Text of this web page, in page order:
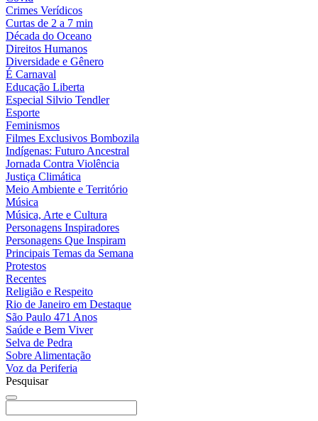
Crimes Verídicos
Curtas de 2 a 7 min
Década do Oceano
Direitos Humanos
Diversidade e Gênero
É Carnaval
Educação Liberta
Especial Silvio Tendler
Esporte
Feminismos
Filmes Exclusivos Bombozila
Indígenas: Futuro Ancestral
Jornada Contra Violência
Justiça Climática
Meio Ambiente e Território
Música
Música, Arte e Cultura
Personagens Inspiradores
Personagens Que Inspiram
Principais Temas da Semana
Protestos
Recentes
Religião e Respeito
Rio de Janeiro em Destaque
São Paulo 471 Anos
Saúde e Bem Viver
Selva de Pedra
Sobre Alimentação
Voz da Periferia
Pesquisar